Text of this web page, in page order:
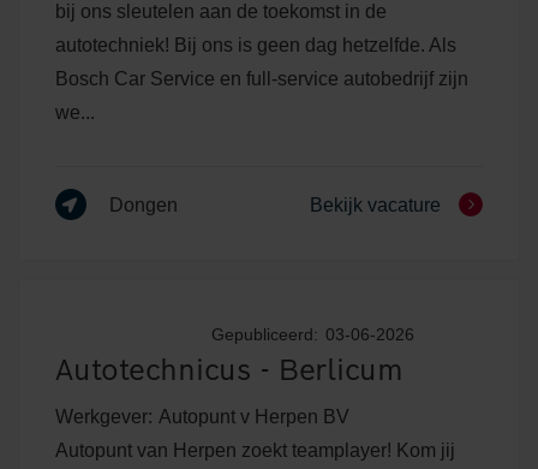
bij ons sleutelen aan de toekomst in de
autotechniek! Bij ons is geen dag hetzelfde. Als
Bosch Car Service en full-service autobedrijf zijn
we...
Dongen Bekijk vacature
Gepubliceerd: 03-06-2026
Autotechnicus - Berlicum
Werkgever: Autopunt v Herpen BV
Autopunt van Herpen zoekt teamplayer! Kom jij